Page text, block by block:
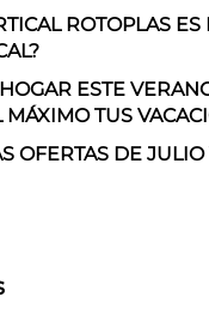
ROTOPLAS
ESTE
TUS
OFERTAS DE JULIO